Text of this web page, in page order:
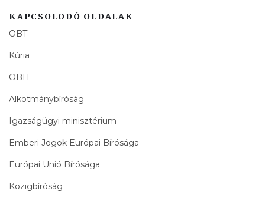
KAPCSOLODÓ OLDALAK
OBT
Kúria
OBH
Alkotmánybíróság
Igazságügyi minisztérium
Emberi Jogok Európai Bírósága
Európai Unió Bírósága
Közigbíróság